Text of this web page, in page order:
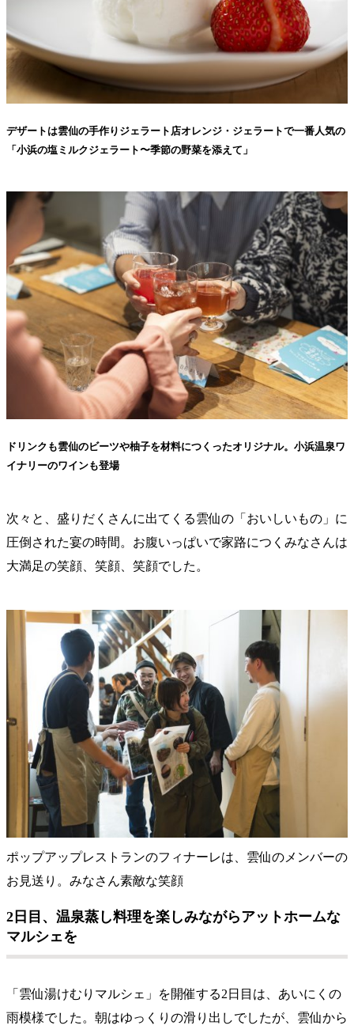
デザートは雲仙の手作りジェラート店オレンジ・ジェラートで一番人気の
「小浜の塩ミルクジェラート〜季節の野菜を添えて」
ドリンクも雲仙のビーツや柚子を材料につくったオリジナル。小浜温泉ワ
イナリーのワインも登場
次々と、盛りだくさんに出てくる雲仙の「おいしいもの」に
圧倒された宴の時間。お腹いっぱいで家路につくみなさんは
大満足の笑顔、笑顔、笑顔でした。
ポップアップレストランのフィナーレは、雲仙のメンバーの
お見送り。みなさん素敵な笑顔
2日目、温泉蒸し料理を楽しみながらアットホームな
マルシェを
「雲仙湯けむりマルシェ」を開催する2日目は、あいにくの
雨模様でした。朝はゆっくりの滑り出しでしたが、雲仙から